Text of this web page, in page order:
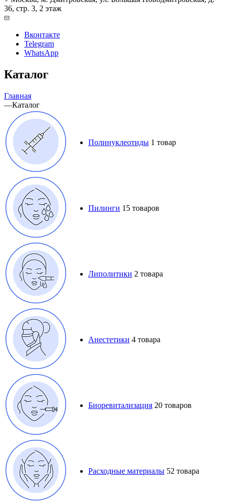
36, стр. 3, 2 этаж
Вконтакте
Telegram
WhatsApp
Каталог
Главная
—Каталог
Полинуклеотиды 1 товар
Пилинги 15 товаров
Липолитики 2 товара
Анестетики 4 товара
Биоревитализация 20 товаров
Расходные материалы 52 товара